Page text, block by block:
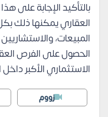
بالتأكيد الإجابة
العقاري يمكنها ذلك
المبيعات،
الحصول على الفرص
الاستثماري الأكبر
زووم